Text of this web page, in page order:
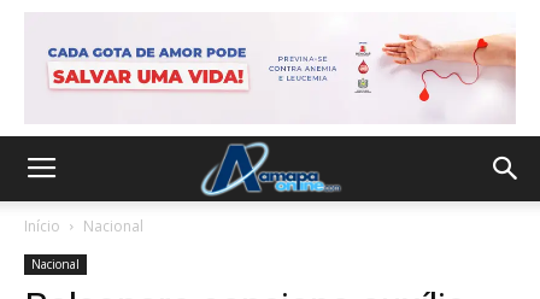
Início Nacional
Nacional